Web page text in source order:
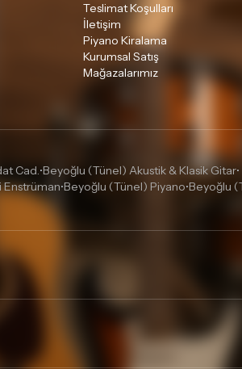
Teslimat Koşulları
İletişim
Piyano Kiralama
Kurumsal Satış
Mağazalarımız
Cad.•Beyoğlu (Tünel) Akustik & Klasik Gitar•
•Beyoğlu (Tünel) Piyano•Beyoğlu